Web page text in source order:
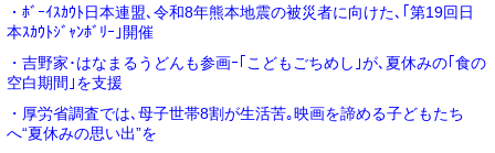
・ﾎﾞｰｲｽｶｳﾄ日本連盟､令和8年熊本地震の被災者に向けた､｢第19回日
本ｽｶｳﾄｼﾞｬﾝﾎﾞﾘｰ｣開催
・吉野家･はなまるうどんも参画ｰ｢こどもごちめし｣が､夏休みの｢食の
空白期間｣を支援
・厚労省調査では､母子世帯8割が生活苦｡映画を諦める子どもたち
へ“夏休みの思い出”を